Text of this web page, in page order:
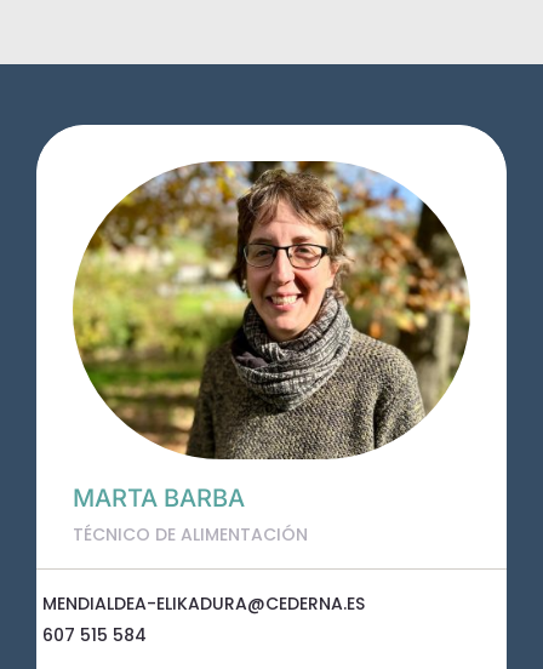
MARTA BARBA
TÉCNICO DE ALIMENTACIÓN
MENDIALDEA-ELIKADURA@CEDERNA.ES
607 515 584